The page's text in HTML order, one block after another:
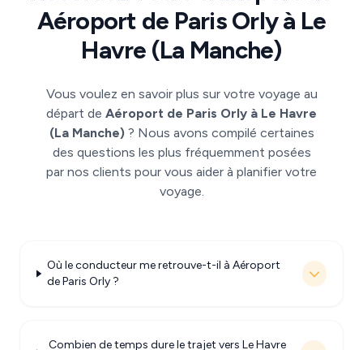
Aéroport de Paris Orly à Le
Havre (La Manche)
Vous voulez en savoir plus sur votre voyage au
départ de Aéroport de Paris Orly à Le Havre
(La Manche) ? Nous avons compilé certaines
des questions les plus fréquemment posées
par nos clients pour vous aider à planifier votre
voyage.
Où le conducteur me retrouve-t-il à Aéroport
de Paris Orly ?
Combien de temps dure le trajet vers Le Havre